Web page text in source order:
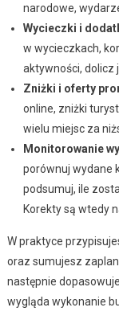
narodowe,
Wycieczki i
w wycieczkach,
aktywności, dolicz
Zniżki i oferty
online, zniżki
wielu miejsc za
Monitorowanie
porównuj wydane
podsumuj, ile
Korekty są wtedy
W praktyce
oraz sumujesz
następnie
wygląda wykonanie